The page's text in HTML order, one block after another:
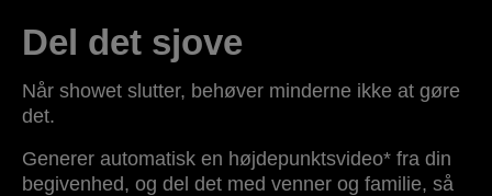
Del det sjove
Når showet slutter, behøver minderne ikke at gøre
det.
Generer automatisk en højdepunktsvideo* fra din
begivenhed, og del det med venner og familie, så